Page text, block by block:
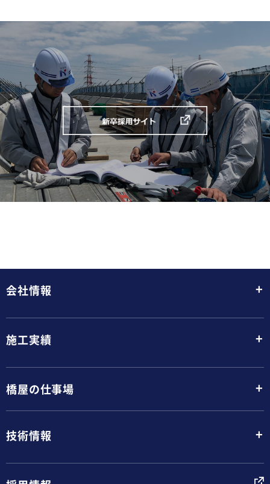
会社情報 +
施工実績 +
橋屋の仕事場 +
技術情報 +